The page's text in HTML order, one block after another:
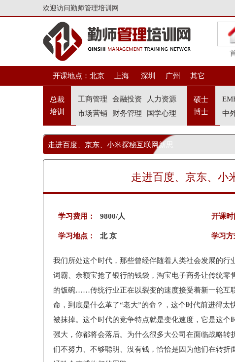
欢迎访问勤师管理培训网
开课地点： 北京 上海 深圳 广州 其它
总裁
培训
工商管理 金融投资
人力资源
市场营销
财务管理 国学心理
硕士
博士
中
走进百度、京东、小米探秘互联网新思
走进百度、京东、小
学习费用： 9800/人
学习地点： 北 京
开课时
学习方
我们所处这个时代，那些曾经伴随着人类社会发展的
词霸、余额宝抢了银行的钱袋，淘宝电子商务让传统
的饭碗……传统行业正在以裂变的速度接受着新一轮互
命，到底是什么革了“老大”的命？，这个时代前进得
被抹掉。这个时代的竞争特点就是变化速度，它是这
强大，你都将会落后。为什么很多大公司在面临战略
们不努力、不够聪明、没有钱，恰恰是因为他们在转